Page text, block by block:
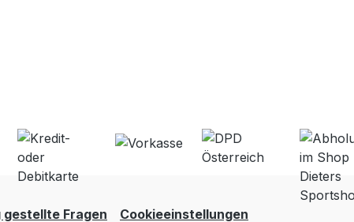
gestellte Fragen Cookieeinstellungen